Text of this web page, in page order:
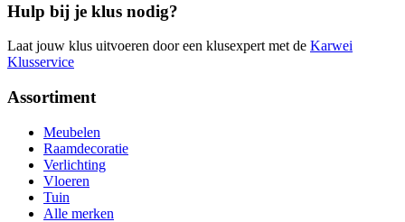
Hulp bij je klus nodig?
Laat jouw klus uitvoeren door een klusexpert met de Karwei
Klusservice
Assortiment
Meubelen
Raamdecoratie
Verlichting
Vloeren
Tuin
Alle merken